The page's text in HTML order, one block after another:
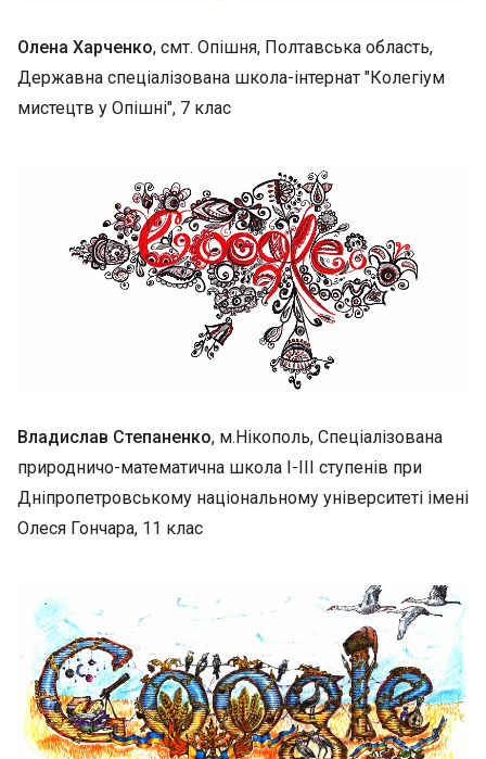
Олена Харченко, смт. Опішня, Полтавська область,
Державна спеціалізована школа-інтернат "Колегіум
мистецтв у Опішні", 7 клас
Владислав Степаненко, м.Нікополь, Спеціалізована
природничо-математична школа І-ІІІ ступенів при
Дніпропетровському національному університеті імені
Олеся Гончара, 11 клас